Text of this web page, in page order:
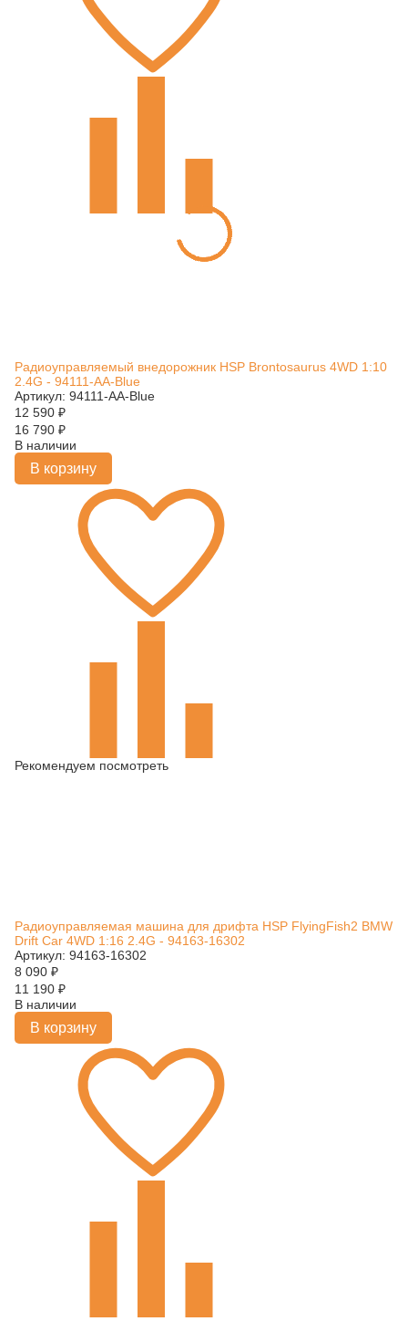
Радиоуправляемый внедорожник HSP Brontosaurus 4WD 1:10
2.4G - 94111-AA-Blue
Артикул: 94111-AA-Blue
12 590 ₽
16 790 ₽
В наличии
В корзину
Рекомендуем посмотреть
Радиоуправляемая машина для дрифта HSP FlyingFish2 BMW
Drift Car 4WD 1:16 2.4G - 94163-16302
Артикул: 94163-16302
8 090 ₽
11 190 ₽
В наличии
В корзину